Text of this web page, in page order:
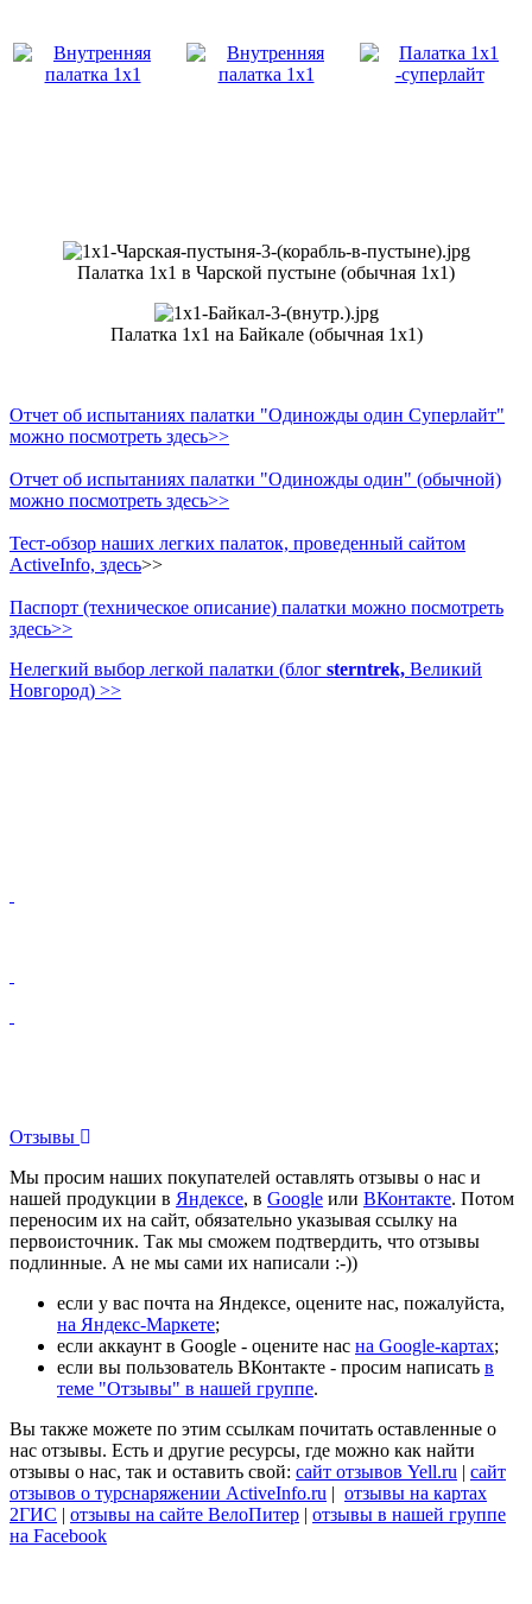
Палатка 1х1 в Чарской пустыне (обычная 1х1)
Палатка 1х1 на Байкале (обычная 1х1)
Отчет об испытаниях палатки "Одиножды один Суперлайт"
можно посмотреть здесь>>
Отчет об испытаниях палатки "Одиножды один" (обычной)
можно посмотреть здесь>>
Тест-обзор наших легких палаток, проведенный сайтом
ActiveInfo, здесь>>
Паспорт (техническое описание) палатки можно посмотреть
здесь>>
Нелегкий выбор легкой палатки (блог sterntrek, Великий
Новгород) >>
Отзывы
Мы просим наших покупателей оставлять отзывы о нас и
нашей продукции в Яндексе, в Google или ВКонтакте. Потом
переносим их на сайт, обязательно указывая ссылку на
первоисточник. Так мы сможем подтвердить, что отзывы
подлинные. А не мы сами их написали :-))
если у вас почта на Яндексе, оцените нас, пожалуйста,
на Яндекс-Маркете;
если аккаунт в Google - оцените нас на Google-картах;
если вы пользователь ВКонтакте - просим написать в
теме "Отзывы" в нашей группе.
Вы также можете по этим ссылкам почитать оставленные о
нас отзывы. Есть и другие ресурсы, где можно как найти
отзывы о нас, так и оставить свой: сайт отзывов Yell.ru | сайт
отзывов о турснаряжении ActiveInfo.ru | отзывы на картах
2ГИС | отзывы на сайте ВелоПитер | отзывы в нашей группе
на Facebook